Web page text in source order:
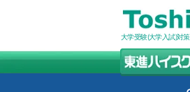
大学受験(大学入試)対